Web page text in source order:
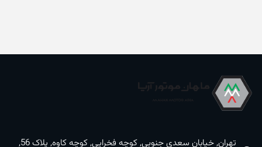
تهران, خیابان سعدی جنوبی, کوچه فخرایی, کوچه کاوه, پلاک 56,